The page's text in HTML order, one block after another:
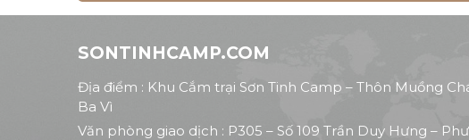
SONTINHCAMP.COM
Địa điểm : Khu Cắm trại Sơn Tinh Camp – Thôn Muồng
Ba Vì
Văn phòng giao dịch : P305 – Số 109 Trần Duy Hưng –